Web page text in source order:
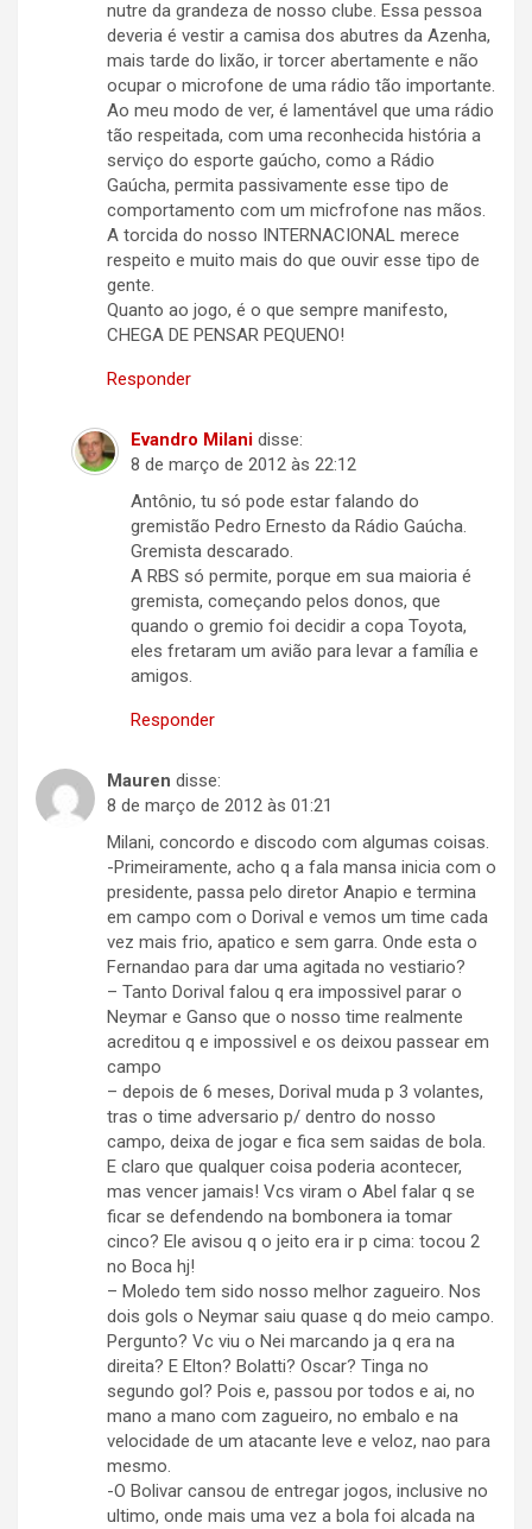
nutre da grandeza de nosso clube. Essa pessoa
deveria é vestir a camisa dos abutres da Azenha,
mais tarde do lixão, ir torcer abertamente e não
ocupar o microfone de uma rádio tão importante.
Ao meu modo de ver, é lamentável que uma rádio
tão respeitada, com uma reconhecida história a
serviço do esporte gaúcho, como a Rádio
Gaúcha, permita passivamente esse tipo de
comportamento com um micfrofone nas mãos.
A torcida do nosso INTERNACIONAL merece
respeito e muito mais do que ouvir esse tipo de
gente.
Quanto ao jogo, é o que sempre manifesto,
CHEGA DE PENSAR PEQUENO!
Responder
Evandro Milani disse:
8 de março de 2012 às 22:12
Antônio, tu só pode estar falando do
gremistão Pedro Ernesto da Rádio Gaúcha.
Gremista descarado.
A RBS só permite, porque em sua maioria é
gremista, começando pelos donos, que
quando o gremio foi decidir a copa Toyota,
eles fretaram um avião para levar a família e
amigos.
Responder
Mauren disse:
8 de março de 2012 às 01:21
Milani, concordo e discodo com algumas coisas.
-Primeiramente, acho q a fala mansa inicia com o
presidente, passa pelo diretor Anapio e termina
em campo com o Dorival e vemos um time cada
vez mais frio, apatico e sem garra. Onde esta o
Fernandao para dar uma agitada no vestiario?
– Tanto Dorival falou q era impossivel parar o
Neymar e Ganso que o nosso time realmente
acreditou q e impossivel e os deixou passear em
campo
– depois de 6 meses, Dorival muda p 3 volantes,
tras o time adversario p/ dentro do nosso
campo, deixa de jogar e fica sem saidas de bola.
E claro que qualquer coisa poderia acontecer,
mas vencer jamais! Vcs viram o Abel falar q se
ficar se defendendo na bombonera ia tomar
cinco? Ele avisou q o jeito era ir p cima: tocou 2
no Boca hj!
– Moledo tem sido nosso melhor zagueiro. Nos
dois gols o Neymar saiu quase q do meio campo.
Pergunto? Vc viu o Nei marcando ja q era na
direita? E Elton? Bolatti? Oscar? Tinga no
segundo gol? Pois e, passou por todos e ai, no
mano a mano com zagueiro, no embalo e na
velocidade de um atacante leve e veloz, nao para
mesmo.
-O Bolivar cansou de entregar jogos, inclusive no
ultimo, onde mais uma vez a bola foi alcada na